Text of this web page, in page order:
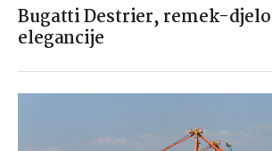
Bugatti Destrier, remek-
elegancije